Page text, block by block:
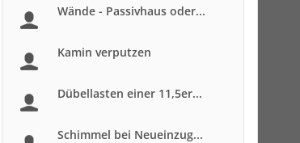
Wände - Passivhaus oder...
Kamin verputzen
Dübellasten einer 11,5er...
Schimmel bei Neueinzug...